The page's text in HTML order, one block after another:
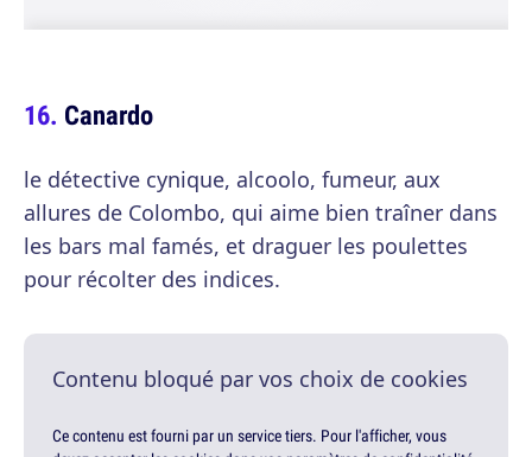
Canardo
le détective cynique, alcoolo, fumeur, aux
allures de Colombo, qui aime bien traîner dans
les bars mal famés, et draguer les poulettes
pour récolter des indices.
Contenu bloqué par vos choix de cookies
Ce contenu est fourni par un service tiers. Pour l'afficher, vous